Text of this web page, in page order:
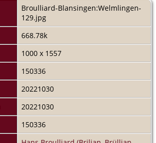
Broulliard-Blansingen:Welmlingen-
129.jpg
668.78k
1000 x 1557
150336
20221030
20221030
150336